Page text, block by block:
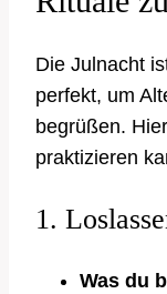
Die Julnacht
perfekt, um
begrüßen.
praktizieren
1.
Was du